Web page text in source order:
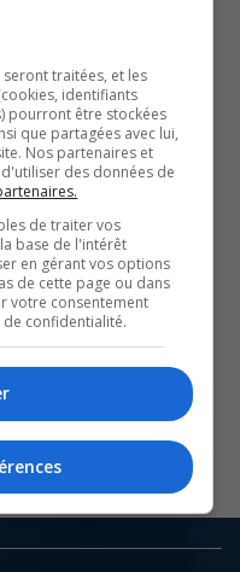
traitées, et les
identifiants
pourront être stockées
que partagées avec lui,
Nos partenaires et
des données de
de traiter vos
base de l'intérêt
en gérant vos options
de cette page ou dans
votre consentement
confidentialité.